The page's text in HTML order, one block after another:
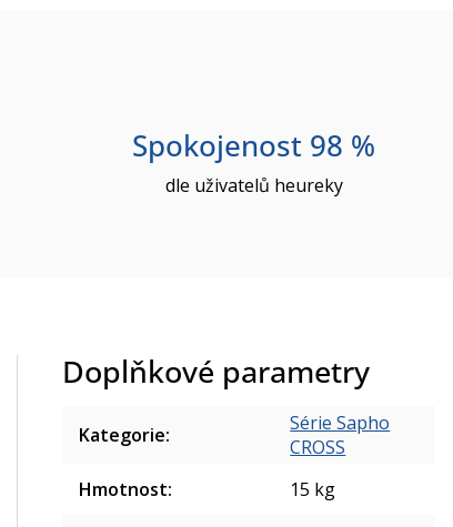
Spokojenost 98 %
dle uživatelů heureky
Doplňkové parametry
Kategorie:
Série Sapho
CROSS
Hmotnost: 15 kg